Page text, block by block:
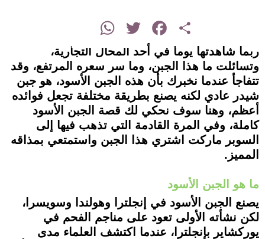
Share
Facebook
Twitter
WhatsApp
ربما شاهدتها يوما في أحد المحال التجارية،
وتسائلت ما هذا الجبن، وما سر سعره المرتفع، وقد
تتفاجأ عندما نخبرك بأن هذه الجبن الأسود، هو جبن
شيدر عادي لكنه يصنع بطريقة مختلفة تجعل فوائده
أعظم، وهنا سوف نحكي لك قصة الجبن الأسود
كاملة، وفي المرة القادمة التي تذهب فيها إلى
السوبر ماركت اشتري هذا الجبن واستمتعي بمذاقه
المميز.
ما هو الجبن الأسود
يصنع الجبن الأسود في إنجلترا وهولندا وسويسرا،
لكن نشأته الأولى تعود على مناجم الفحم في
يوركشاير بإنجلترا، عندما اكتشف العلماء مدى